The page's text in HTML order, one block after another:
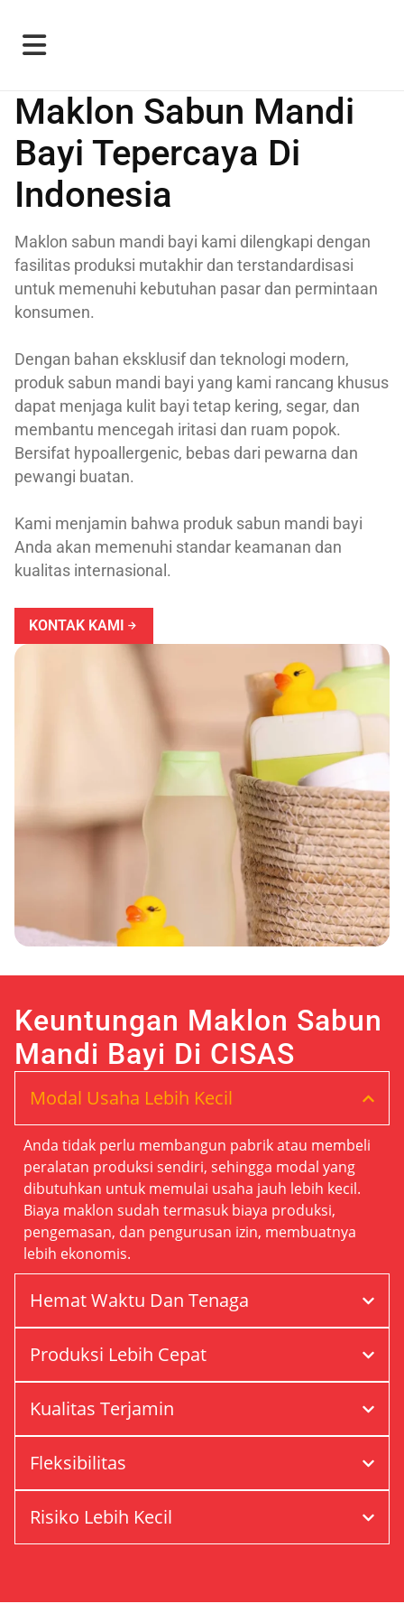
Maklon Sabun Mandi
Bayi Tepercaya Di
Indonesia
Maklon sabun mandi bayi kami dilengkapi dengan
fasilitas produksi mutakhir dan terstandardisasi
untuk memenuhi kebutuhan pasar dan permintaan
konsumen.
Dengan bahan eksklusif dan teknologi modern,
produk sabun mandi bayi yang kami rancang khusus
dapat menjaga kulit bayi tetap kering, segar, dan
membantu mencegah iritasi dan ruam popok.
Bersifat hypoallergenic, bebas dari pewarna dan
pewangi buatan.
Kami menjamin bahwa produk sabun mandi bayi
Anda akan memenuhi standar keamanan dan
kualitas internasional.
KONTAK KAMI
Keuntungan Maklon Sabun
Mandi Bayi Di CISAS
Modal Usaha Lebih Kecil
Anda tidak perlu membangun pabrik atau membeli
peralatan produksi sendiri, sehingga modal yang
dibutuhkan untuk memulai usaha jauh lebih kecil.
Biaya maklon sudah termasuk biaya produksi,
pengemasan, dan pengurusan izin, membuatnya
lebih ekonomis.
Hemat Waktu Dan Tenaga
Produksi Lebih Cepat
Kualitas Terjamin
Fleksibilitas
Risiko Lebih Kecil